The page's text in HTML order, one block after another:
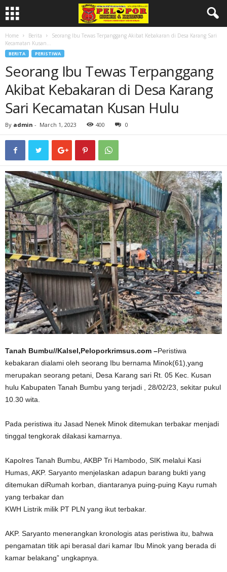
Home Berita
Seorang Ibu Tewas Terpanggang Akibat Kebakaran di Desa Karang Sari
Kecamatan Kusan...
BERITA PERISTIWA
Seorang Ibu Tewas Terpanggang
Akibat Kebakaran di Desa Karang
Sari Kecamatan Kusan Hulu
By admin - March 1, 2023 400 0
Tanah Bumbu//Kalsel,Peloporkrimsus.com –Peristiwa
kebakaran dialami oleh seorang Ibu bernama Minok(61),yang
merupakan seorang petani, Desa Karang sari Rt. 05 Kec. Kusan
hulu Kabupaten Tanah Bumbu yang terjadi , 28/02/23, sekitar pukul
10.30 wita.
Pada peristiwa itu Jasad Nenek Minok ditemukan terbakar menjadi
tinggal tengkorak dilakasi kamarnya.
Kapolres Tanah Bumbu, AKBP Tri Hambodo, SIK melalui Kasi
Humas, AKP. Saryanto menjelaskan adapun barang bukti yang
ditemukan diRumah korban, diantaranya puing-puing Kayu rumah
yang terbakar dan
KWH Listrik milik PT PLN yang ikut terbakar.
AKP. Saryanto menerangkan kronologis atas peristiwa itu, bahwa
pengamatan titik api berasal dari kamar Ibu Minok yang berada di
kamar belakang” ungkapnya.